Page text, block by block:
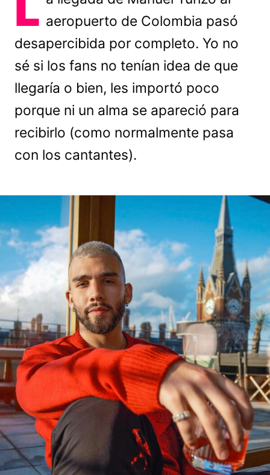
aeropuerto de Colombia pasó
desapercibida por completo. Yo no
sé si los fans no tenían idea de que
llegaría o bien, les importó poco
porque ni un alma se apareció para
recibirlo (como normalmente pasa
con los cantantes).